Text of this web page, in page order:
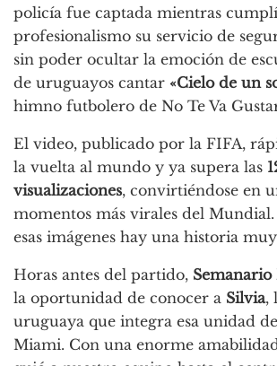
policía fue captada mientras
profesionalismo su servicio de
sin poder ocultar la emoción de
de uruguayos cantar «Cielo de un
himno futbolero de No Te Va
El video, publicado por la FIFA,
la vuelta al mundo y ya supera las
visualizaciones, convirtiéndose en
momentos más virales del
esas imágenes hay una historia
Horas antes del partido, Semanario
la oportunidad de conocer a Silvia,
uruguaya que integra esa unidad
Miami. Con una enorme